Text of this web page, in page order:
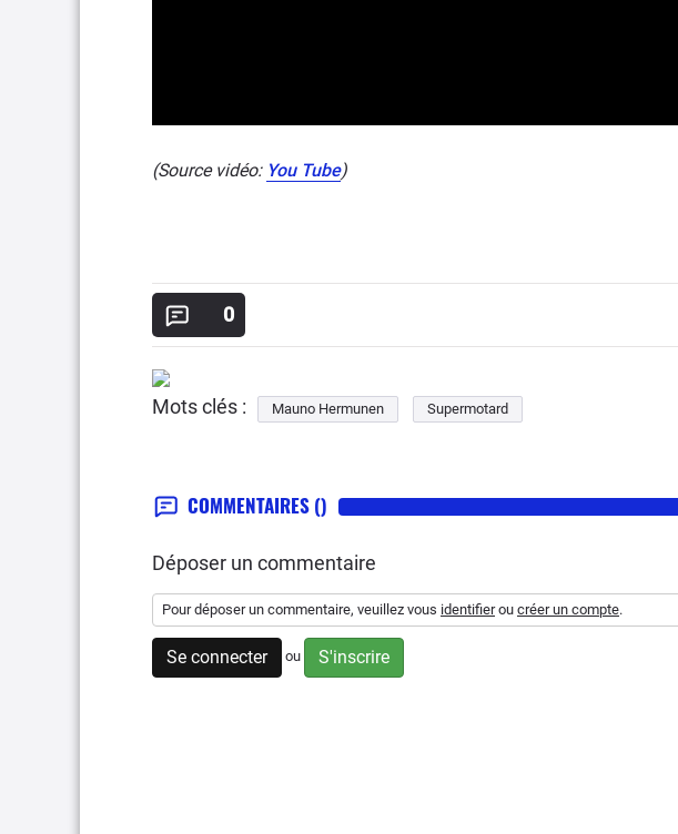
(Source vidéo: You Tube)
0
Mots clés : Mauno Hermunen Supermotard
COMMENTAIRES ()
Déposer un commentaire
Pour déposer un commentaire, veuillez vous identifierou créer un compte.
Se connecter ou S'inscrire